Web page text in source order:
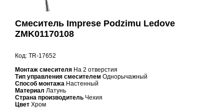
Смеситель Imprese Podzimu Ledove
ZMK01170108
Код: TR-17652
Монтаж смесителя На 2 отверстия
Тип управления смесителем Однорычажный
Способ монтажа Настенный
Материал Латунь
Страна производитель Чехия
Цвет Хром